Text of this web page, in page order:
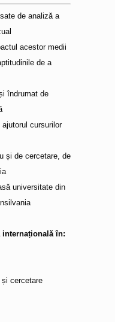
de analiză a
acestor medii
de a
îndrumat de
cursurilor
și de cercetare, de
universitate din
internațională în:
cercetare